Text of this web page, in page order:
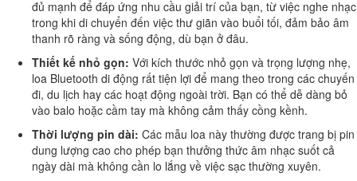
đủ mạnh để đáp ứng nhu cầu giải trí của bạn, từ việc nghe nhạc
trong khi di chuyển đến việc thư giãn vào buổi tối, đảm bảo âm
thanh rõ ràng và sống động, dù bạn ở đâu.
Thiết kế nhỏ gọn: Với kích thước nhỏ gọn và trọng lượng nhẹ,
loa Bluetooth di động rất tiện lợi để mang theo trong các chuyến
đi, du lịch hay các hoạt động ngoài trời. Bạn có thể dễ dàng bỏ
vào balo hoặc cầm tay mà không cảm thấy cồng kềnh.
Thời lượng pin dài: Các mẫu loa này thường được trang bị pin
dung lượng cao cho phép bạn thưởng thức âm nhạc suốt cả
ngày dài mà không cần lo lắng về việc sạc thường xuyên.